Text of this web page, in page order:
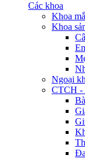
Các khoa
Khoa
Khoa
Ngoại
CTCH -